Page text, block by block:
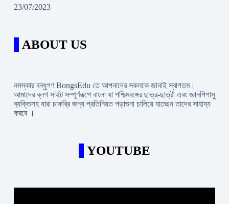
23/07/2023
ABOUT US
নমস্কার বন্ধুগণ BongsEdu তে আপনাদের সকলকে জানাই স্বাগতম।
আমাদের ব্লগ সাইট সম্পূর্ণরূপে বাংলা যা পশ্চিমবঙ্গের ছাত্র-ছাত্রী এবং জ্ঞানপিপাসু
ব্যক্তিসহ যারা চাকরি্র জন্য প্রতিনিয়ত পড়াশুনা চালিয়ে যাচ্ছেন তাদের সাহায্য
করবে ।
YOUTUBE